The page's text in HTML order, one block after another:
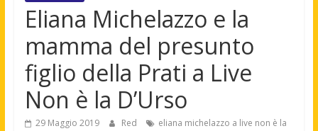
Eliana Michelazzo e la
mamma del presunto
figlio della Prati a Live
Non è la D’Urso
29 Maggio 2019 Red
eliana michelazzo a live non è la